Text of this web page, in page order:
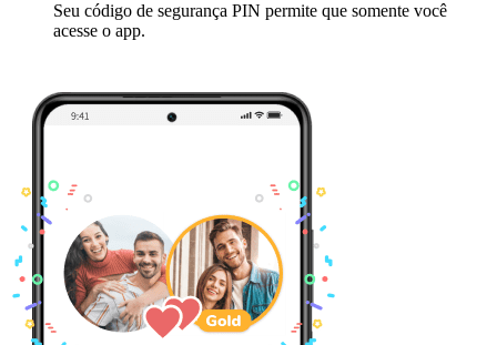
Seu código de segurança PIN permite que somente você
acesse o app.